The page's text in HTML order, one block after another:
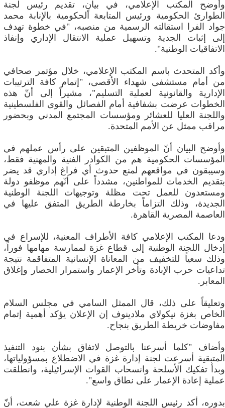
وأوضح المكتب الإعلامي، في بيانٍ، تقديم رئيس لجنة
الطوارئ الحكومية ورئيس المتابعة الحكومية بالإنابة محمد
جواد الفرا استقالته الرسمية من منصبه، "في خطوة تهدف
إلى إثبات الجدية وتسهيل عملية الانتقال الإداري وإنفاذ
الاتفاقيات الوطنية".
وأكد المتحدث باسم المكتب الإعلامي، خلال مؤتمر صحافي
من أمام مستشفى شهداء الأقصى، "إتمام كافة الترتيبات
الإدارية والقانونية لعملية التسليم"، مشيراً إلى أنّ هذه
الخطوات عرضت بشفافية أمام الفصائل والقوى الفلسطينية
واللجنة العليا للعشائر ومؤسسات المجتمع المدني وبحضور
مراقب ممثل عن الأمم المتحدة.
وأوضح البيان أنّ الموظفين المتبقين على رأس عملهم في
المؤسسات الحكومية هم من الكوادر الفنية والمهنية فقط،
وسيبقون في مواقعهم لمنع حدوث أي فراغ إداري قد يضر
بتقديم الخدمات للمواطنين، مشدداً على أنّهم موظفو دولة
ومستعدون للعمل تحت مظلة وتوجيهات اللجنة الوطنية
الجديدة، وذلك التزاماً بخارطة الطريق المتفق عليها في
العاصمة المصرية القاهرة.
ودعا المكتب الإعلامي كافة الأطراف المعنية، للإسراع في
إدخال اللجنة الوطنية إلى قطاع غزة لممارسة مهامها فوراً،
وذلك سعياً للتخفيف من المعاناة الإنسانية المتفاقمة نتيجة
تداعيات حرب الإبادة وتأخر الإعمار واستمرار الحصار وإغلاق
المعابر.
وتعليقاً على ذلك، قال الممثل السامي في مجلس السلام
الخاص بغزة نيكولاي ملادينوف إن الإعلان يؤكد أهمية إتمام
مفاوضات خريطة الطريق بنجاح.
وأضاف "كلما أسرعنا بالتوصل لاتفاق بشأن بنود التنفيذ
المتبقية أسرعت لجنة إدارة غزة في الاضطلاع بمسؤولياتها،
وبدأ تفكيك الأسلحة وانسحاب القوات الإسرائيلية، وانطلقت
عملية إعادة الإعمار على نطاق واسع".
بدوره، أكد رئيس اللجنة الوطنية لإدارة غزة علي شعت، أنّ